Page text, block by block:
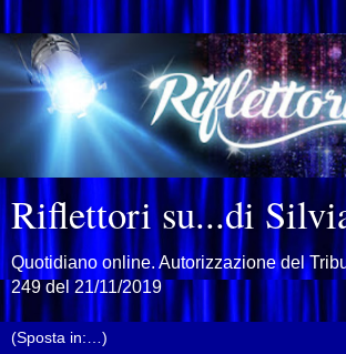
Riflettori su...di
Quotidiano online. Autorizzazione del
249 del 21/11/2019